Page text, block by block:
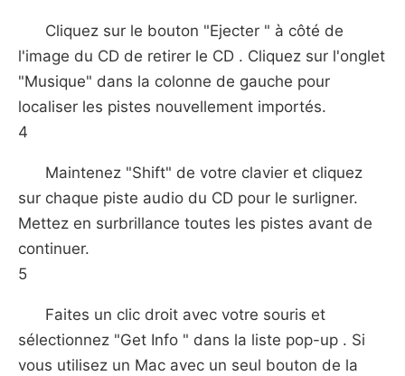
Cliquez sur le bouton "Ejecter " à côté de
l'image du CD de retirer le CD . Cliquez sur l'onglet
"Musique" dans la colonne de gauche pour
localiser les pistes nouvellement importés.
4
Maintenez "Shift" de votre clavier et cliquez
sur chaque piste audio du CD pour le surligner.
Mettez en surbrillance toutes les pistes avant de
continuer.
5
Faites un clic droit avec votre souris et
sélectionnez "Get Info " dans la liste pop-up . Si
vous utilisez un Mac avec un seul bouton de la